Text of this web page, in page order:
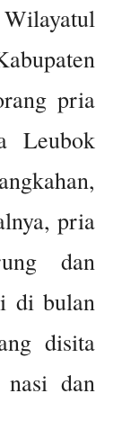
pria
Leubok
pria
dan
di bulan
disita
dan